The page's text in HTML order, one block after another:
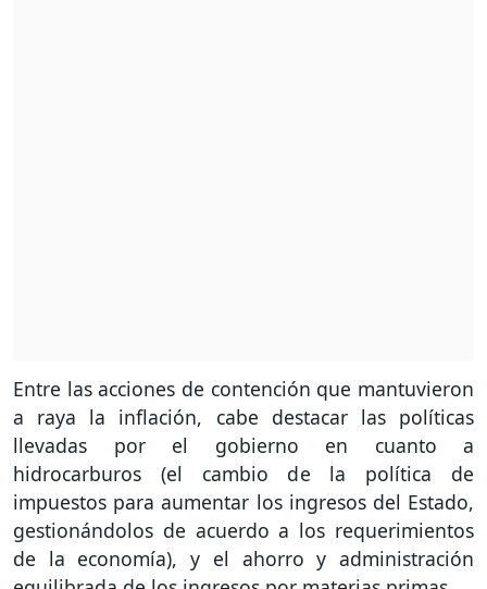
Entre las acciones de contención que mantuvieron
a raya la inflación, cabe destacar las políticas
llevadas por el gobierno en cuanto a
hidrocarburos (el cambio de la política de
impuestos para aumentar los ingresos del Estado,
gestionándolos de acuerdo a los requerimientos
de la economía), y el ahorro y administración